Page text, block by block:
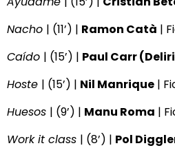
Nacho | (11’) | Ramon Catà |
Caído | (15’) | Paul Carr
Hoste | (15’) | Nil Manrique |
Huesos | (9’) | Manu Roma |
Work it class | (8’) | Pol